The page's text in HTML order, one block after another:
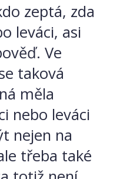
zeptá, zda
leváci, asi
Ve
taková
měla
nebo leváci
nejen na
třeba také